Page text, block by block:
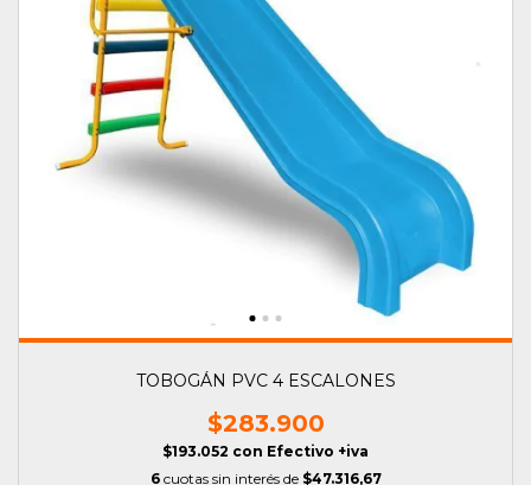
TOBOGÁN PVC 4 ESCALONES
$283.900
$193.052 con Efectivo +iva
6 cuotas sin interés de $47.316,67